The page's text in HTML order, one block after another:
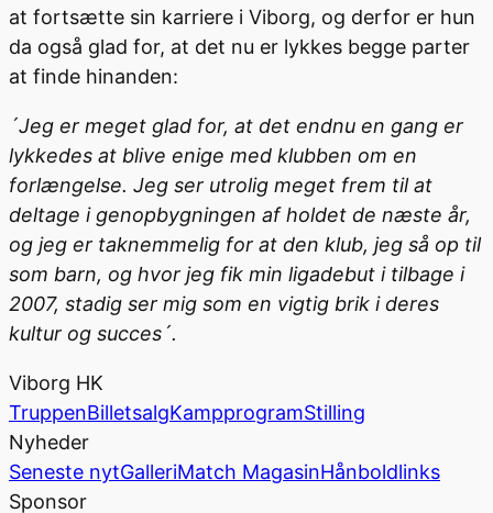
at fortsætte sin karriere i Viborg, og derfor er hun
da også glad for, at det nu er lykkes begge parter
at finde hinanden:
´Jeg er meget glad for, at det endnu en gang er
lykkedes at blive enige med klubben om en
forlængelse. Jeg ser utrolig meget frem til at
deltage i genopbygningen af holdet de næste år,
og jeg er taknemmelig for at den klub, jeg så op til
som barn, og hvor jeg fik min ligadebut i tilbage i
2007, stadig ser mig som en vigtig brik i deres
kultur og succes´.
Viborg HK
TruppenBilletsalgKampprogramStilling
Nyheder
Seneste nytGalleriMatch MagasinHånboldlinks
Sponsor